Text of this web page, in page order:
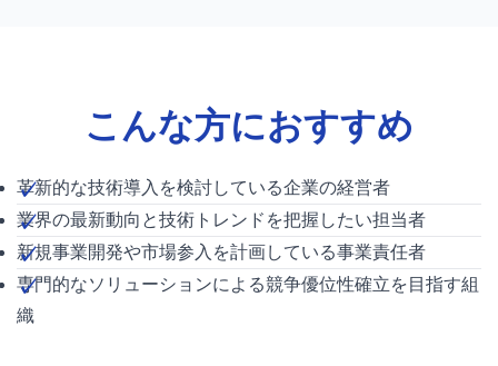
こんな方におすすめ
革新的な技術導入を検討している企業の経営者
業界の最新動向と技術トレンドを把握したい担当者
新規事業開発や市場参入を計画している事業責任者
専門的なソリューションによる競争優位性確立を目指す組
織